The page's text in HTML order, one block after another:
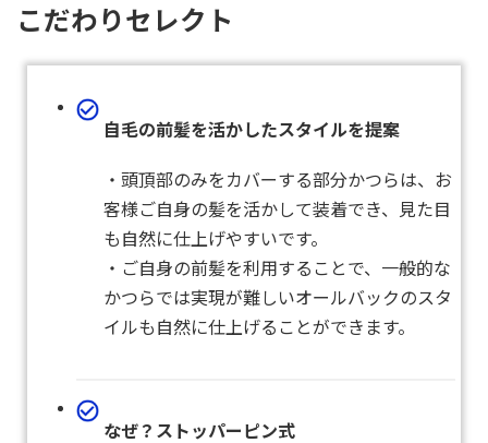
こだわりセレクト
自毛の前髪を活かしたスタイルを提案
・頭頂部のみをカバーする部分かつらは、お
客様ご自身の髪を活かして装着でき、見た目
も自然に仕上げやすいです。
・ご自身の前髪を利用することで、一般的な
かつらでは実現が難しいオールバックのスタ
イルも自然に仕上げることができます。
なぜ？ストッパーピン式